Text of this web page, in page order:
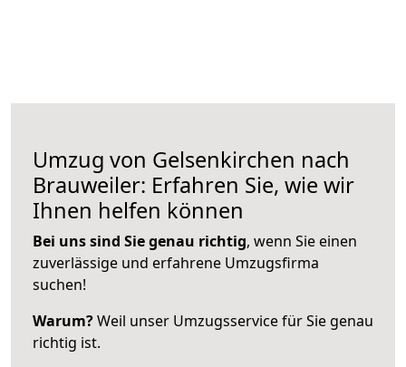
Umzug von Gelsenkirchen nach
Brauweiler: Erfahren Sie, wie wir
Ihnen helfen können
Bei uns sind Sie genau richtig, wenn Sie einen
zuverlässige und erfahrene Umzugsfirma
suchen!
Warum?Weil unser Umzugsservice für Sie genau
richtig ist.